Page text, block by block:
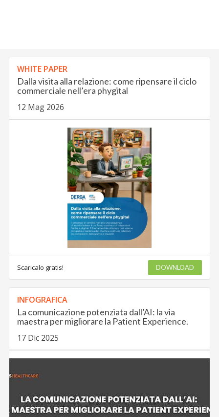
WHITE PAPER
Dalla visita alla relazione: come ripensare il ciclo
commerciale nell’era phygital
12 Mag 2026
Scaricalo gratis! DOWNLOAD
INFOGRAFICA
La comunicazione potenziata dall’AI: la via
maestra per migliorare la Patient Experience.
17 Dic 2025